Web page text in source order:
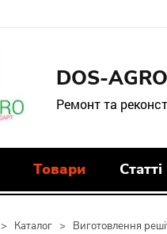
DOS-AGRO
Ремонт та
Товари Статті
> Каталог > Виготовлення